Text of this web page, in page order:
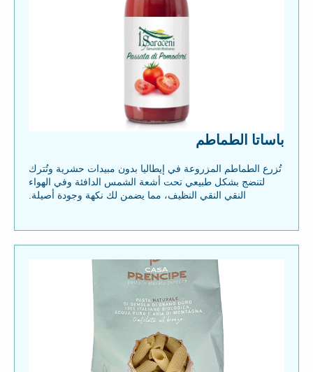
باساتا الطماطم
تُزرع الطماطم المزروعة في إيطاليا بدون مبيدات حشرية وتُترك
لتنضج بشكل طبيعي تحت أشعة الشمس الدافئة وفي الهواء
النقي النقي النظيف، مما يضمن لك نكهة وجودة أصيلة.